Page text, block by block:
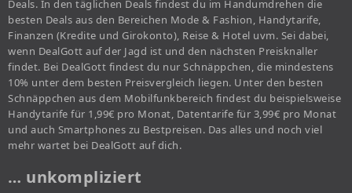
Deals. In den täglichen Deals findest du im Handumdrehen die
besten Deals aus den Bereichen Mode & Fashion, Handytarife,
Finanzen (Kredite und Girokonto), Reise & Hotel uvm. Sei dabei,
wenn DealGott auf der Jagd ist und den nächsten Preisknaller
findet. Bei DealGott findest du nur Schnäppchen, die mindestens
10% unter dem besten Preisvergleich liegen. Unter den besten
Schnäppchen aus dem Mobilfunkbereich findest du beispielsweise
Handytarife für 1,99€ pro Monat, Datentarife für 3,99€ pro Monat
und auch Smartphones zu Bestpreisen. Das alles und noch viel
mehr wartet bei DealGott auf dich.
… unkompliziert